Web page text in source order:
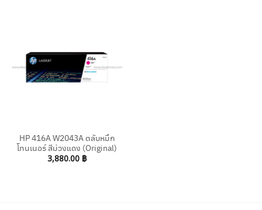
HP 416A W2043A ตลับหมึก
โทนเนอร์ สีม่วงแดง (Original)
3,880.00 ฿